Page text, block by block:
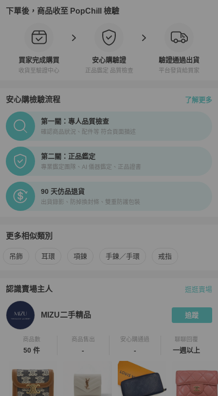
下單後，商品收至 PopChill 檢驗
買家完成購買
收貨至驗證中心
安心購驗證
正品鑑定 品質檢查
驗證通過出貨
平台發貨給買家
安心購檢驗流程 了解更多
PopChill拍拍圈正品驗證、安心購檢驗流程介紹
第一關：專人品質檢查
確認商品狀況、配件等 符合頁面描述
第二關：正品鑑定
專業鑑定團隊、AI 儀器鑑定、正品證書
90 天仿品退貨
出貨錄影、防掉換封條、雙重防護包裝
更多相似類別
更多Gucci 女士配件 相似商品推薦
吊飾 耳環 項鍊 手鍊／手環 戒指
認識賣場主人
PopChill 拍拍圈嚴選賣家
逛逛賣場
MIZU二手精品 追蹤
商品數
50 件
商品售出
-
安心購通過
-
聊聊回覆
一週以上